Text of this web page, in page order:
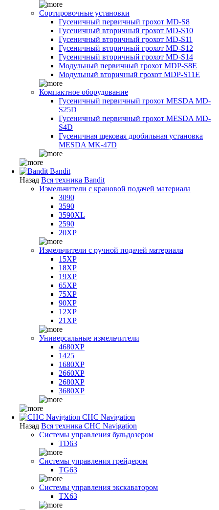
Сортировочные установки
Гусеничный первичный грохот MD-S8
Гусеничный вторичный грохот MD-S10
Гусеничный вторичный грохот MD-S11
Гусеничный вторичный грохот MD-S12
Гусеничный вторичный грохот MD-S14
Модульный первичный грохот MDP-S8E
Модульный вторичный грохот MDP-S11E
Компактное оборудование
Гусеничный первичный грохот MESDA MD-
S25D
Гусеничный первичный грохот MESDA MD-
S4D
Гусеничная щековая дробильная установка
MESDA MK-47D
Bandit
Назад Вся техника Bandit
Измельчители с крановой подачей материала
3090
3590
3590XL
2590
20XP
Измельчители с ручной подачей материала
15XP
18XP
19XP
65XP
75XP
90XP
12XP
21XP
Универсальные измельчители
4680XP
1425
1680XP
2660XP
2680XP
3680XP
CHC Navigation
Назад Вся техника CHC Navigation
Системы управления бульдозером
TD63
Системы управления грейдером
TG63
Системы управления экскаватором
TX63